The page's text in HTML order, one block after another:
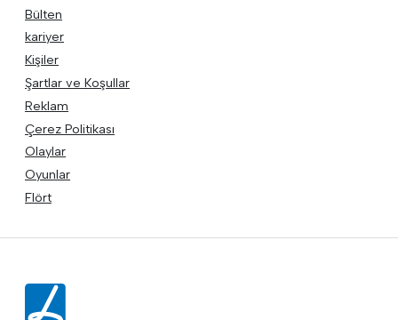
Bülten
kariyer
Kişiler
Şartlar ve Koşullar
Reklam
Çerez Politikası
Olaylar
Oyunlar
Flört